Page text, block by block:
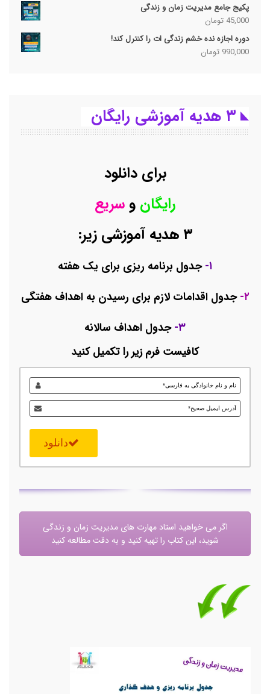
پکیج جامع مدیریت زمان و زندگی
45,000 تومان
دوره اجازه نده خشم زندگی ات را کنترل کند!
990,000 تومان
۳ هدیه آموزشی رایگان
برای دانلود
رایگان و سریع
۳ هدیه آموزشی زیر:
۱- جدول برنامه ریزی برای یک هفته
۲- جدول اقدامات لازم برای رسیدن به اهداف هفتگی
۳- جدول اهداف سالانه
کافیست فرم زیر را تکمیل کنید
دانلود
اگر می خواهید استاد مهارت های مدیریت زمان و زندگی
شوید، این کتاب را تهیه کنید و به دقت مطالعه کنید